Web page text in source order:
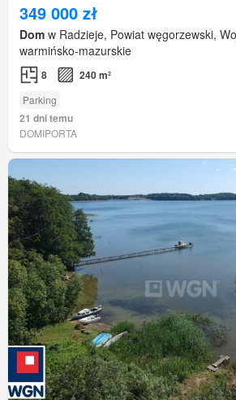
349 000 zł
Dom w Radzieje, Powiat węgorzewski,
warmińsko-mazurskie
8 240 m²
Parking
21 dni temu
DOMIPORTA